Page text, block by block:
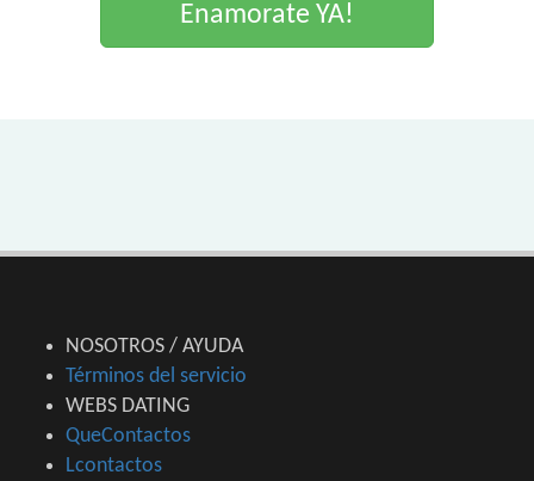
Enamorate YA!
NOSOTROS / AYUDA
Términos del servicio
WEBS DATING
QueContactos
Lcontactos